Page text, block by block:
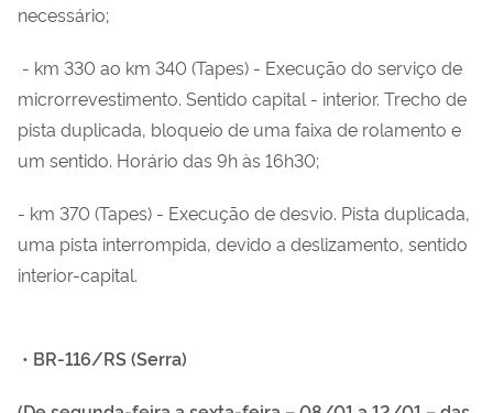
necessário;
- km 330 ao km 340 (Tapes) - Execução do serviço de
microrrevestimento. Sentido capital - interior. Trecho de
pista duplicada, bloqueio de uma faixa de rolamento e
um sentido. Horário das 9h às 16h30;
- km 370 (Tapes) - Execução de desvio. Pista duplicada,
uma pista interrompida, devido a deslizamento, sentido
interior-capital.
• BR-116/RS (Serra)